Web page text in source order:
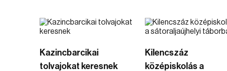
Kazincbarcikai
tolvajokat keresnek
Kilencszáz
középiskolás a